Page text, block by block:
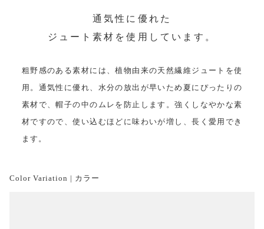
通気性に優れた
ジュート素材を使用しています。
粗野感のある素材には、植物由来の天然繊維ジュートを使
用。通気性に優れ、水分の放出が早いため夏にぴったりの
素材で、帽子の中のムレを防止します。強くしなやかな素
材ですので、使い込むほどに味わいが増し、長く愛用でき
ます。
Color Variation | カラー